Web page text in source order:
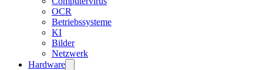
OCR
Betriebssysteme
KI
Bilder
Netzwerk
Hardware